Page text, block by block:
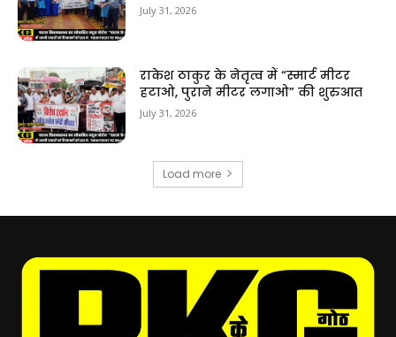
July 31, 2026
राकेश ठाकुर के नेतृत्व में “स्मार्ट मीटर
हटाओ, पुराने मीटर लगाओ” की शुरुआत
July 31, 2026
Load more